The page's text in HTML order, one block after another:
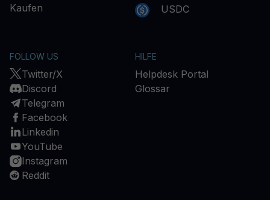
Kaufen
USDC
FOLLOW US
Twitter/X
Discord
Telegram
Facebook
Linkedin
YouTube
Instagram
Reddit
HILFE
Helpdesk Portal
Glossar